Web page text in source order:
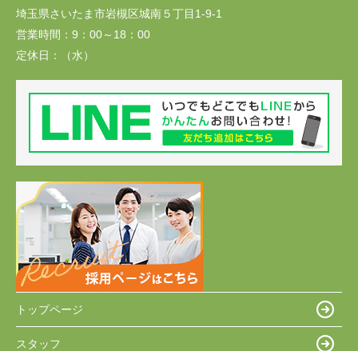
埼玉県さいたま市岩槻区城南５丁目1-9-1
営業時間： 9：00～18：00
定休日：
（水）
トップページ
スタッフ